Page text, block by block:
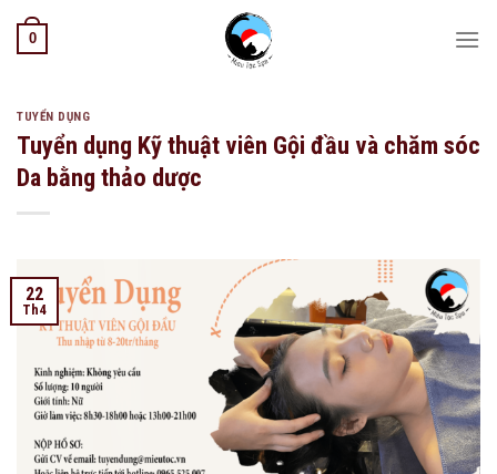
Skip
0
TUYỂN DỤNG
Tuyển dụng Kỹ thuật viên Gội đầu và chăm sóc
Da bằng thảo dược
22
Th4